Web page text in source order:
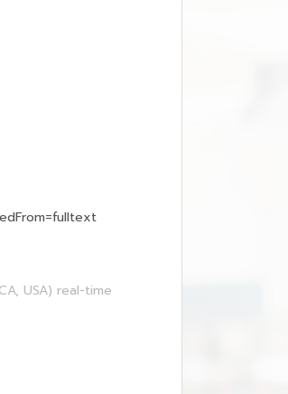
USA) real-time